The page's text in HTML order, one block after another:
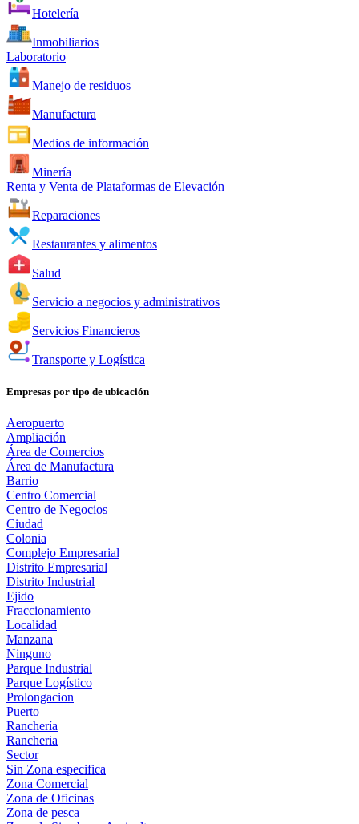
Hotelería
Inmobiliarios
Laboratorio
Manejo de residuos
Manufactura
Medios de información
Minería
Renta y Venta de Plataformas de Elevación
Reparaciones
Restaurantes y alimentos
Salud
Servicio a negocios y administrativos
Servicios Financieros
Transporte y Logística
Empresas por tipo de ubicación
Aeropuerto
Ampliación
Área de Comercios
Área de Manufactura
Barrio
Centro Comercial
Centro de Negocios
Ciudad
Colonia
Complejo Empresarial
Distrito Empresarial
Distrito Industrial
Ejido
Fraccionamiento
Localidad
Manzana
Ninguno
Parque Industrial
Parque Logístico
Prolongacion
Puerto
Ranchería
Rancheria
Sector
Sin Zona especifica
Zona Comercial
Zona de Oficinas
Zona de pesca